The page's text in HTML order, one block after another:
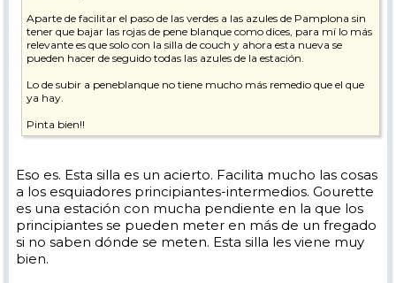
Aparte de facilitar el paso de las verdes a las azules de Pamplona sin
tener que bajar las rojas de pene blanque como dices, para mí lo más
relevante es que solo con la silla de couch y ahora esta nueva se
pueden hacer de seguido todas las azules de la estación.
Lo de subir a peneblanque no tiene mucho más remedio que el que
ya hay.
Pinta bien!!
Eso es. Esta silla es un acierto. Facilita mucho las cosas
a los esquiadores principiantes-intermedios. Gourette
es una estación con mucha pendiente en la que los
principiantes se pueden meter en más de un fregado
si no saben dónde se meten. Esta silla les viene muy
bien.